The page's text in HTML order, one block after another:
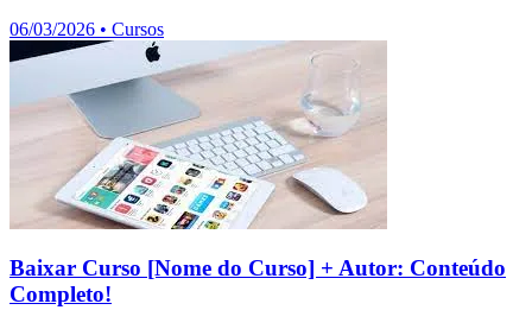
06/03/2026 • Cursos
Baixar Curso [Nome do Curso] + Autor: Conteúdo
Completo!